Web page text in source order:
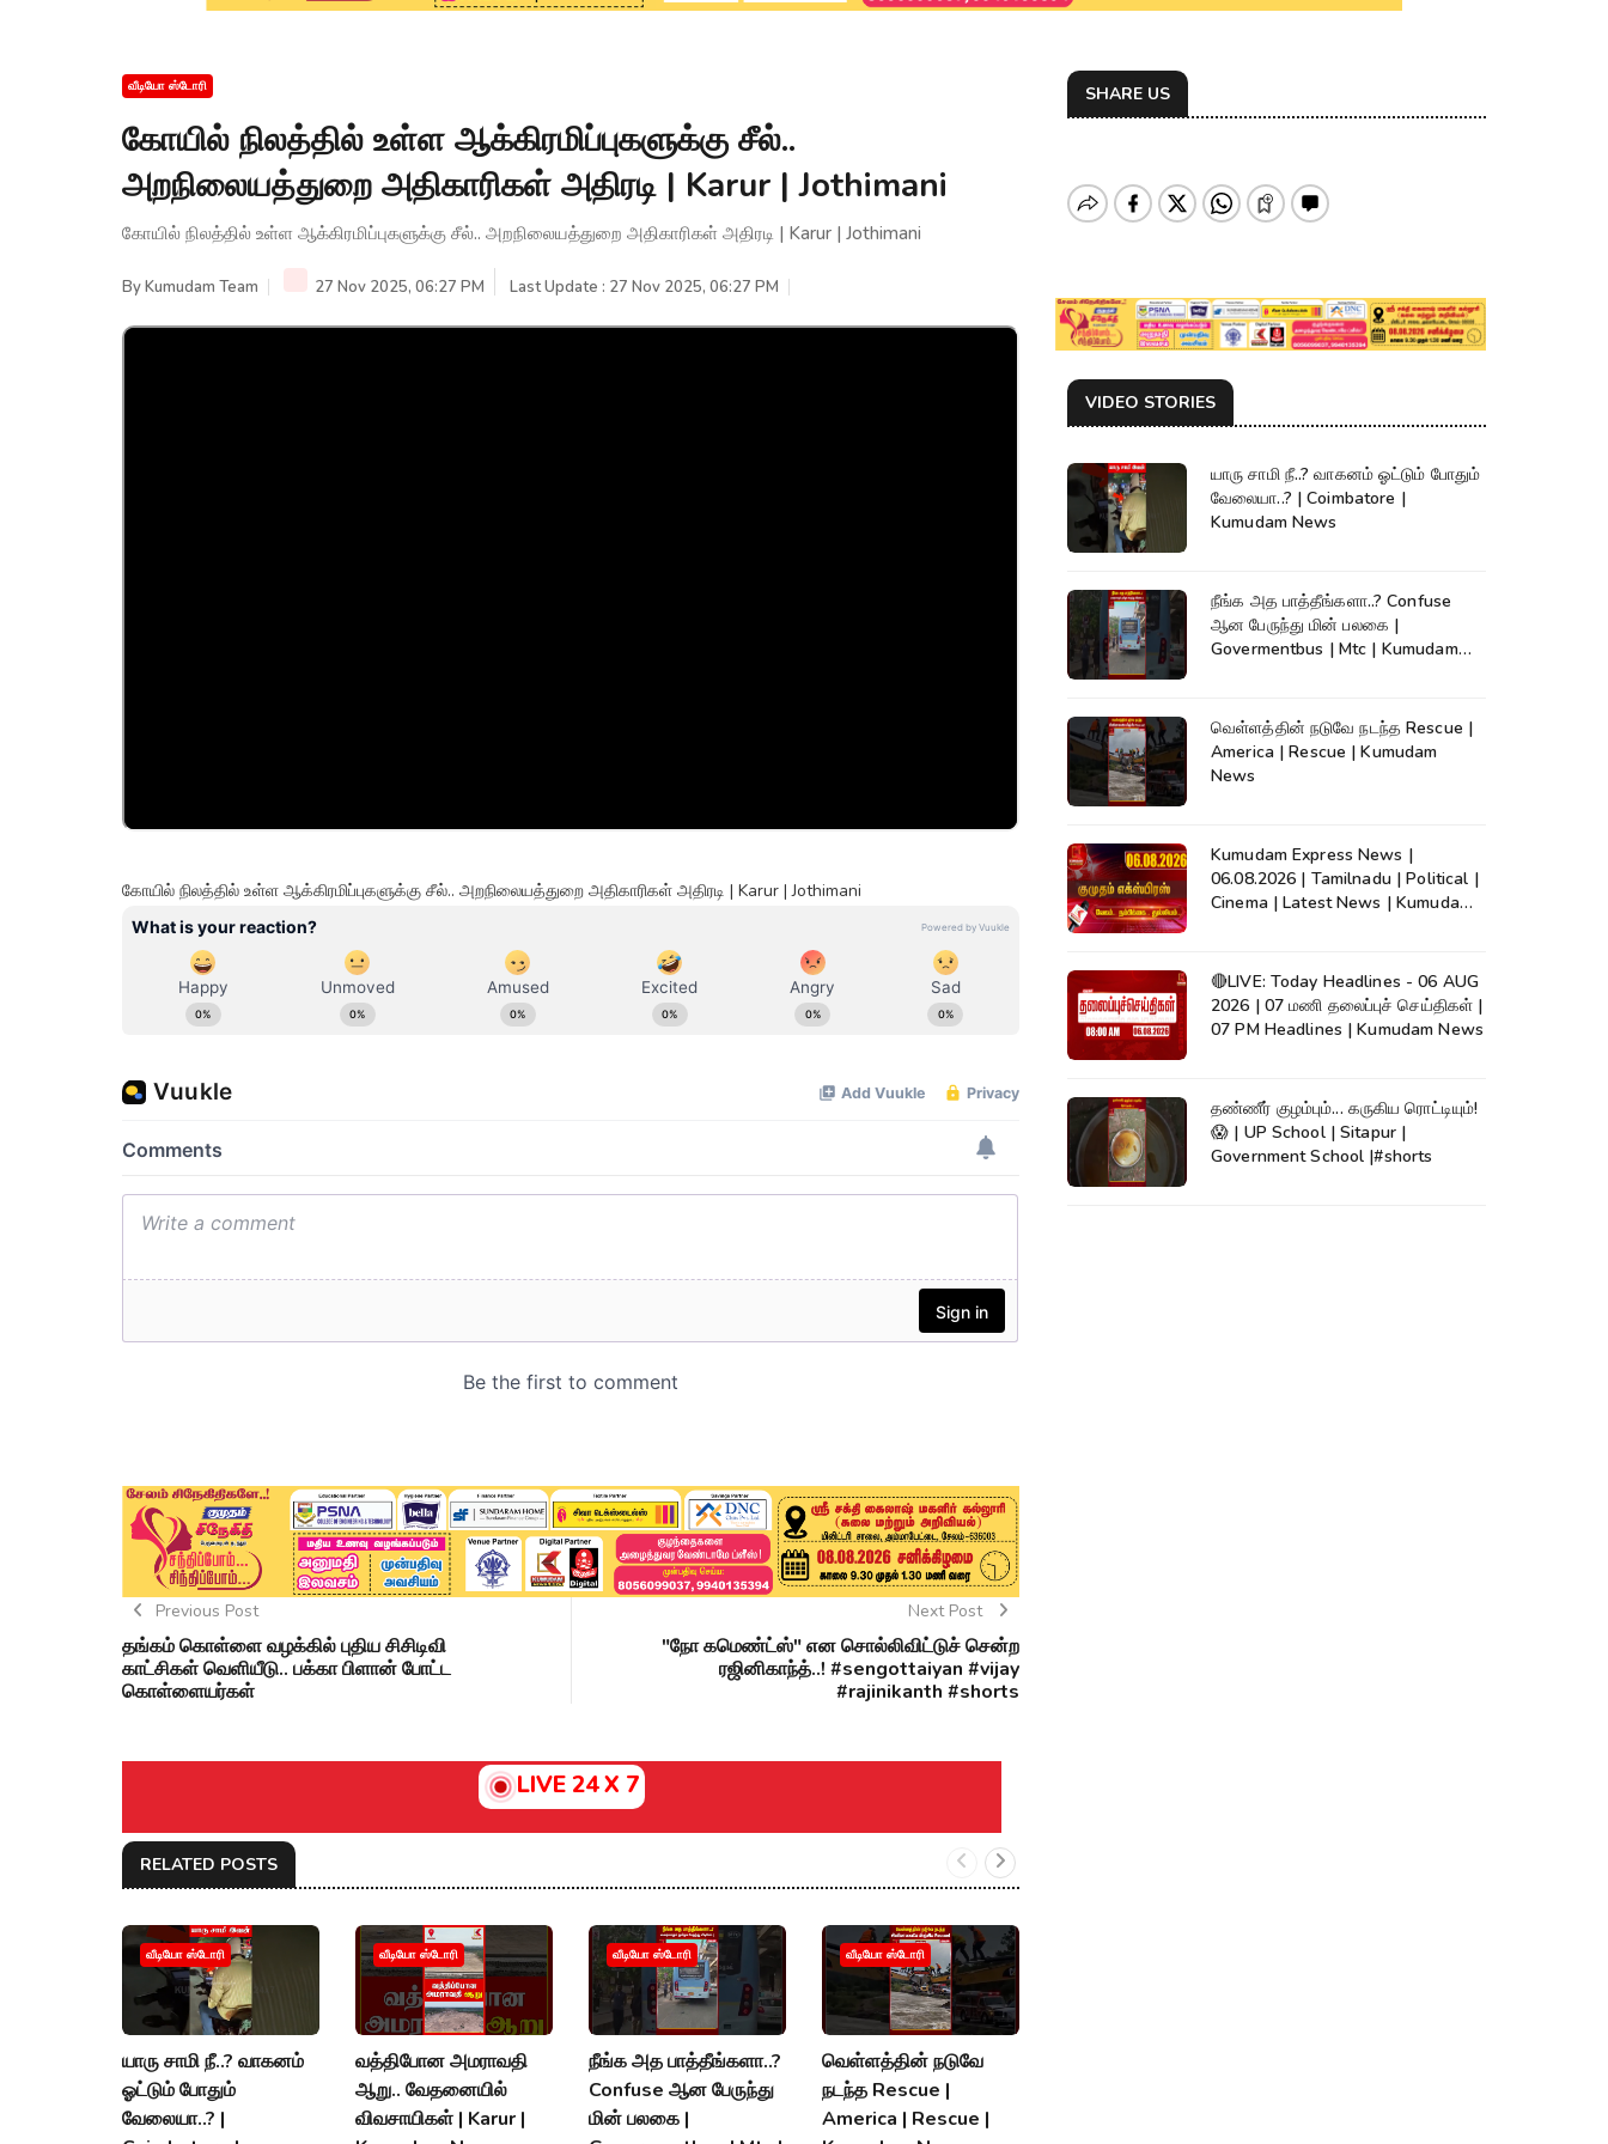
வீடியோ ஸ்டோரி
கோயில் நிலத்தில் உள்ள ஆக்கிரமிப்புகளுக்கு சீல்..
அறநிலையத்துறை அதிகாரிகள் அதிரடி | Karur | Jothimani
கோயில் நிலத்தில் உள்ள ஆக்கிரமிப்புகளுக்கு சீல்.. அறநிலையத்துறை அதிகாரிகள் அதிரடி | Karur | Jothimani
ByKumudam Team 27 Nov 2025, 06:27 PM Last Update : 27 Nov 2025, 06:27 PM
கோயில் நிலத்தில் உள்ள ஆக்கிரமிப்புகளுக்கு சீல்.. அறநிலையத்துறை அதிகாரிகள் அதிரடி | Karur | Jothimani
Previous Post
தங்கம் கொள்ளை வழக்கில் புதிய சிசிடிவி
காட்சிகள் வெளியீடு.. பக்கா பிளான் போட்ட
கொள்ளையர்கள்
Next Post
"நோ கமெண்ட்ஸ்" என சொல்லிவிட்டுச் சென்ற
ரஜினிகாந்த்..! #sengottaiyan #vijay
#rajinikanth #shorts
LIVE 24 X 7
RELATED POSTS
வீடியோ ஸ்டோரி
யாரு சாமி நீ..? வாகனம்
ஓட்டும் போதும்
வேலையா..? |
வீடியோ ஸ்டோரி
வத்திபோன அமராவதி
ஆறு.. வேதனையில்
விவசாயிகள் | Karur |
வீடியோ ஸ்டோரி
நீங்க அத பாத்தீங்களா..?
Confuse ஆன பேருந்து
மின் பலகை |
வீடியோ ஸ்டோரி
வெள்ளத்தின் நடுவே
நடந்த Rescue |
America | Rescue |
SHARE US
VIDEO STORIES
யாரு சாமி நீ..? வாகனம் ஓட்டும் போதும்
வேலையா..? | Coimbatore |
Kumudam News
நீங்க அத பாத்தீங்களா..? Confuse
ஆன பேருந்து மின் பலகை |
Govermentbus | Mtc | Kumudam
வெள்ளத்தின் நடுவே நடந்த Rescue |
America | Rescue | Kumudam
News
Kumudam Express News |
06.08.2026 | Tamilnadu | Political |
Cinema | Latest News | Kumudam
🔴LIVE: Today Headlines - 06 AUG
2026 | 07 மணி தலைப்புச் செய்திகள் |
07 PM Headlines | Kumudam News
தண்ணீர் குழம்பும்... கருகிய ரொட்டியும்!
😱 | UP School | Sitapur |
Government School |#shorts